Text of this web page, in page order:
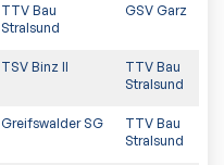
TTV Bau
Stralsund
GSV Garz
TSV Binz II
TTV Bau
Stralsund
Greifswalder SG
TTV Bau
Stralsund